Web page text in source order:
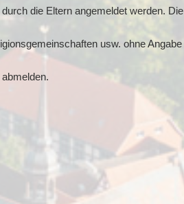
die Eltern angemeldet werden. Die
usw. ohne Angabe